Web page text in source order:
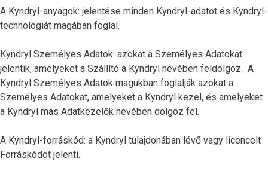
A Kyndryl-anyagok: jelentése minden Kyndryl-adatot és Kyndryl-
technológiát magában foglal.
Kyndryl Személyes Adatok: azokat a Személyes Adatokat
jelentik, amelyeket a Szállító a Kyndryl nevében feldolgoz. A
Kyndryl Személyes Adatok magukban foglalják azokat a
Személyes Adatokat, amelyeket a Kyndryl kezel, és amelyeket
a Kyndryl más Adatkezelők nevében dolgoz fel.
A Kyndryl-forráskód: a Kyndryl tulajdonában lévő vagy licencelt
Forráskódot jelenti.